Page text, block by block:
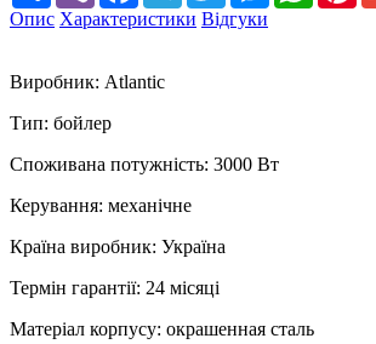
Опис Характеристики Відгуки
Виробник: Atlantic
Тип: бойлер
Споживана потужність: 3000 Вт
Керування: механічне
Країна виробник: Україна
Термін гарантії: 24 місяці
Матеріал корпусу: окрашенная сталь